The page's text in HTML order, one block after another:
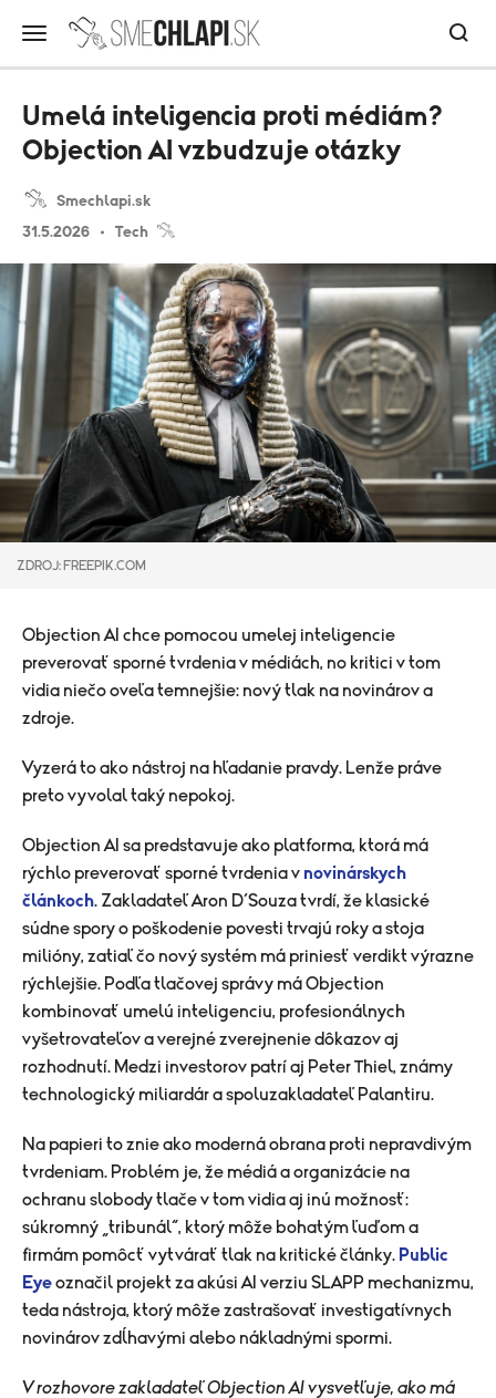
Smechlapi.sk
31.5.2026
Tech
Umelá inteligencia proti médiám?
Objection AI vzbudzuje otázky
ZDROJ: FREEPIK.COM
Objection AI chce pomocou umelej inteligencie
preverovať sporné tvrdenia v médiách, no kritici v tom
vidia niečo oveľa temnejšie: nový tlak na novinárov a
zdroje.
Vyzerá to ako nástroj na hľadanie pravdy. Lenže práve
preto vyvolal taký nepokoj.
Objection AI sa predstavuje ako platforma, ktorá má
rýchlo preverovať sporné tvrdenia v novinárskych
článkoch. Zakladateľ Aron D’Souza tvrdí, že klasické
súdne spory o poškodenie povesti trvajú roky a stoja
milióny, zatiaľ čo nový systém má priniesť verdikt výrazne
rýchlejšie. Podľa tlačovej správy má Objection
kombinovať umelú inteligenciu, profesionálnych
vyšetrovateľov a verejné zverejnenie dôkazov aj
rozhodnutí. Medzi investorov patrí aj Peter Thiel, známy
technologický miliardár a spoluzakladateľ Palantiru.
Na papieri to znie ako moderná obrana proti nepravdivým
tvrdeniam. Problém je, že médiá a organizácie na
ochranu slobody tlače v tom vidia aj inú možnosť:
súkromný „tribunál“, ktorý môže bohatým ľuďom a
firmám pomôcť vytvárať tlak na kritické články. Public
Eyeoznačil projekt za akúsi AI verziu SLAPP mechanizmu,
teda nástroja, ktorý môže zastrašovať investigatívnych
novinárov zdĺhavými alebo nákladnými spormi.
V rozhovore zakladateľ Objection AI vysvetľuje, ako má